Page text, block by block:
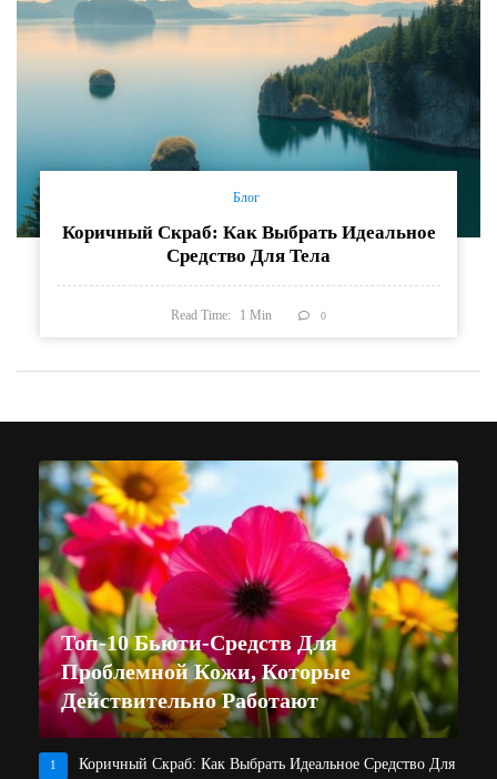
Блог
Коричный Скраб: Как Выбрать Идеальное
Средство Для Тела
Read Time: 1Min 0
Топ-10 Бьюти-Средств Для
Проблемной Кожи, Которые
Действительно Работают
1
Коричный Скраб: Как Выбрать Идеальное Средство Для